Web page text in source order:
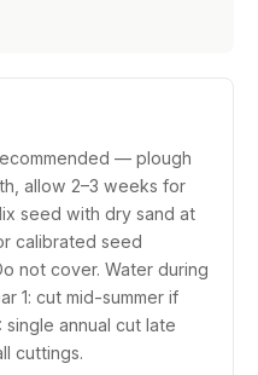
— plough
allow 2–3 weeks for
seed with dry sand at
calibrated seed
not cover. Water during
1: cut mid-summer if
annual cut late
cuttings.